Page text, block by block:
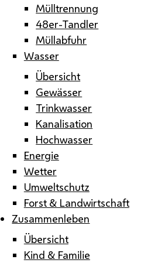
Mülltrennung
48er-Tandler
Müllabfuhr
Wasser
Übersicht
Gewässer
Trinkwasser
Kanalisation
Hochwasser
Energie
Wetter
Umweltschutz
Forst & Landwirtschaft
Zusammenleben
Übersicht
Kind & Familie